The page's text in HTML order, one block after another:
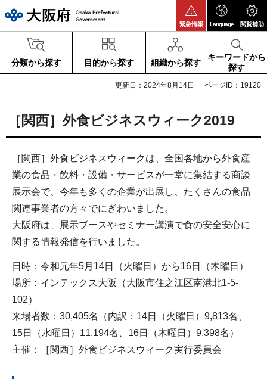
緊急情報 Language 閲覧補助
分類から探す 目的から探す 組織から探す
キーワードから
探す
更新日：2024年8月14日 ページID：19120
［関西］外食ビジネスウィーク2019
［関西］外食ビジネスウィークは、全国各地から外食産
業の食品・飲料・設備・サービスが一堂に集結する商談
展示会で、今年も多くの企業が出展し、たくさんの食品
関連事業者の方々でにぎわいました。
大阪府は、展示ブースやセミナー講演で食の安全安心に
関する情報発信を行いました。
日時：令和元年5月14日（火曜日）から16日（木曜日）
場所：インテックス大阪（大阪市住之江区南港北1-5-
102）
来場者数：30,405名（内訳：14日（火曜日）9,813名、
15日（水曜日）11,194名、16日（木曜日）9,398名）
主催：［関西］外食ビジネスウィーク実行委員会